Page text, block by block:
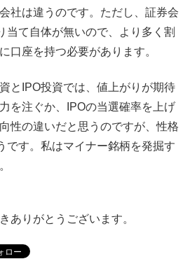
社は違うのです。ただし、証券会
当て自体が無いので、より多く割
口座を持つ必要があります。
とIPO投資では、値上がりが期待
を注ぐか、IPOの当選確率を上げ
性の違いだと思うのですが、性格
です。私はマイナー銘柄を発掘す
ありがとうございます。